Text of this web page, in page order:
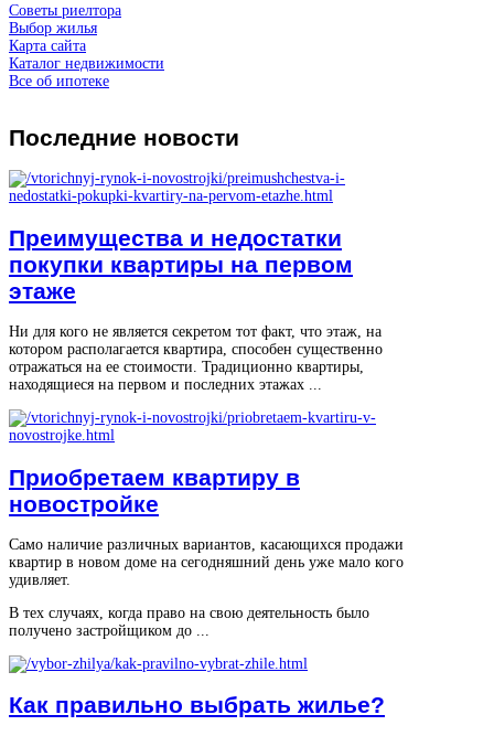
Советы риелтора
Выбор жилья
Карта сайта
Каталог недвижимости
Все об ипотеке
Последние новости
Преимущества и недостатки
покупки квартиры на первом
этаже
Ни для кого не является секретом тот факт, что этаж, на
котором располагается квартира, способен существенно
отражаться на ее стоимости. Традиционно квартиры,
находящиеся на первом и последних этажах ...
Приобретаем квартиру в
новостройке
Само наличие различных вариантов, касающихся продажи
квартир в новом доме на сегодняшний день уже мало кого
удивляет.
В тех случаях, когда право на свою деятельность было
получено застройщиком до ...
Как правильно выбрать жилье?